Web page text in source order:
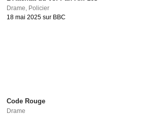
Drame, Policier
18 mai 2025 sur BBC
Code Rouge
Drame